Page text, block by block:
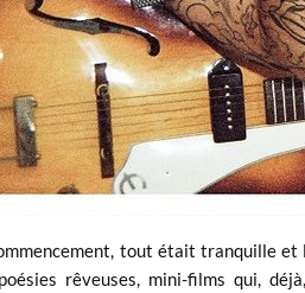
tout était tranquille et
rêveuses, mini-films qui,